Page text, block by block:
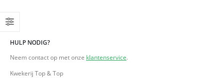
HULP NODIG?
Neem contact op met onze klantenservice.
Kwekerij Top & Top